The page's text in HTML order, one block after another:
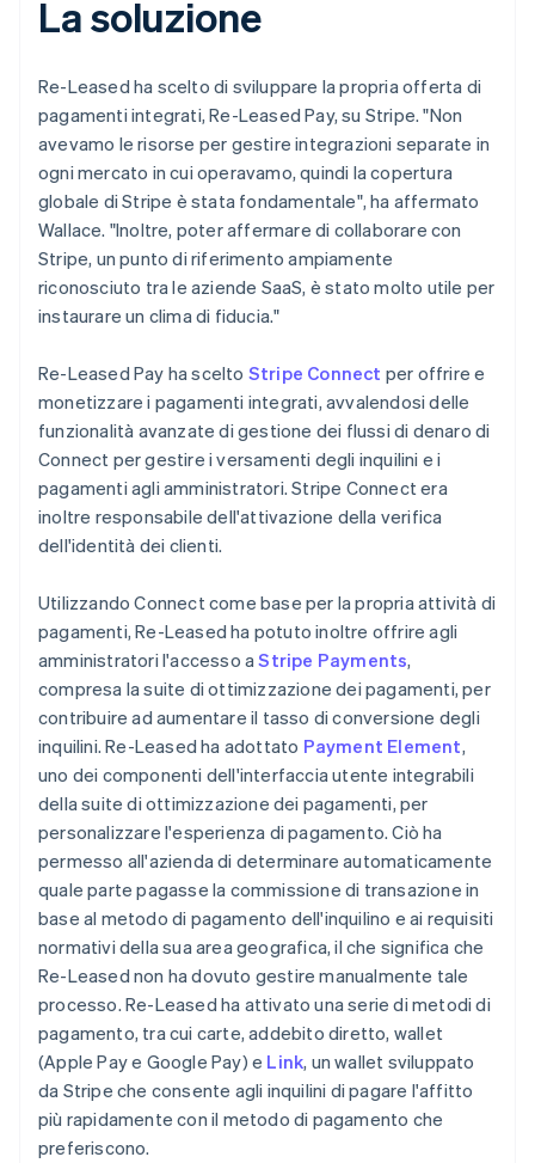
La soluzione
Re-Leased ha scelto di sviluppare la propria offerta di
pagamenti integrati, Re-Leased Pay, su Stripe. "Non
avevamo le risorse per gestire integrazioni separate in
ogni mercato in cui operavamo, quindi la copertura
globale di Stripe è stata fondamentale", ha affermato
Wallace. "Inoltre, poter affermare di collaborare con
Stripe, un punto di riferimento ampiamente
riconosciuto tra le aziende SaaS, è stato molto utile per
instaurare un clima di fiducia."
Re-Leased Pay ha scelto Stripe Connect per offrire e
monetizzare i pagamenti integrati, avvalendosi delle
funzionalità avanzate di gestione dei flussi di denaro di
Connect per gestire i versamenti degli inquilini e i
pagamenti agli amministratori. Stripe Connect era
inoltre responsabile dell'attivazione della verifica
dell'identità dei clienti.
Utilizzando Connect come base per la propria attività di
pagamenti, Re-Leased ha potuto inoltre offrire agli
amministratori l'accesso aStripe Payments,
compresa la suite di ottimizzazione dei pagamenti, per
contribuire ad aumentare il tasso di conversione degli
inquilini. Re-Leased ha adottato Payment Element,
uno dei componenti dell'interfaccia utente integrabili
della suite di ottimizzazione dei pagamenti, per
personalizzare l'esperienza di pagamento. Ciò ha
permesso all'azienda di determinare automaticamente
quale parte pagasse la commissione di transazione in
base al metodo di pagamento dell'inquilino e ai requisiti
normativi della sua area geografica, il che significa che
Re-Leased non ha dovuto gestire manualmente tale
processo. Re-Leased ha attivato una serie di metodi di
pagamento, tra cui carte, addebito diretto, wallet
(Apple Pay e Google Pay) e Link, un wallet sviluppato
da Stripe che consente agli inquilini di pagare l'affitto
più rapidamente con il metodo di pagamento che
preferiscono.